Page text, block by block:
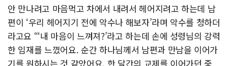
안 만나려고 마음먹고 차에서 내려서 헤어지려고 하는데 남
편이 ‘우리 헤어지기 전에 악수나 해보자’라며 악수를 청하더
라고요 “‘내 마음이 느껴져?’라고 하는데 손에 성령님의 강력
한 임재를 느꼈어요. 순간 하나님께서 남편과 만남을 이어가
기를 원하시는 것 같았어요. 한 달간의 교제를 이어가던 중